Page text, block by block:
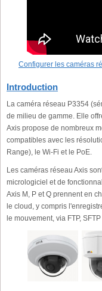
Configurer les caméras
Introduction
La caméra réseau P3354
de milieu de gamme. Elle
Axis propose de nombreux
compatibles avec les
Range), le Wi-Fi et le PoE.
Les caméras réseau Axis
micrologiciel et de
Axis M, P et Q prennent en
le cloud, y compris
le mouvement, via FTP,